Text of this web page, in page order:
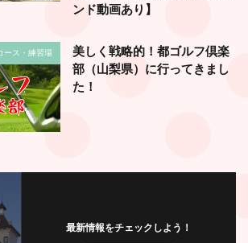
ンド動画あり】
ース・練習場
美しく戦略的！都ゴルフ倶楽
部（山梨県）に行ってきまし
た！
最新情報をチェックしよう！